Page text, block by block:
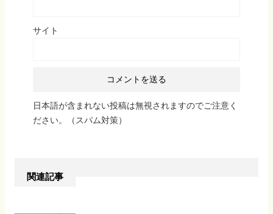
サイト
日本語が含まれない投稿は無視されますのでご注意く
ださい。（スパム対策）
関連記事